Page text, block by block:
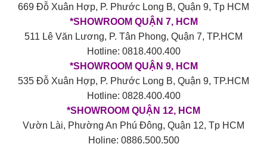
669 Đỗ Xuân Hợp, P. Phước Long B, Quận 9, Tp HCM
*SHOWROOM QUẬN 7, HCM
511 Lê Văn Lương, P. Tân Phong, Quận 7, TP.HCM
Hotline: 0818.400.400
*SHOWROOM QUẬN 9, HCM
535 Đỗ Xuân Hợp, P. Phước Long B, Quận 9, TP.HCM
Hotline: 0828.400.400
*SHOWROOM QUẬN 12, HCM
Vườn Lài, Phường An Phú Đông, Quận 12, Tp HCM
Holine: 0886.500.500